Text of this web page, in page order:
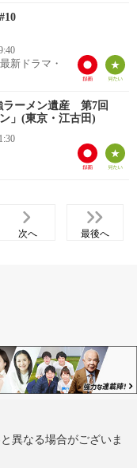
新ドラマ・
ラーメン遺産 第7回
」(東京・江古田)
次へ 最後へ
異なる場合がございま